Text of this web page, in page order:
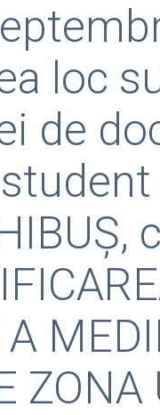
loc
de
ZONA